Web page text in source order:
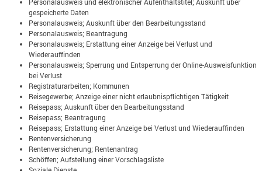
gespeicherte Daten
Personalausweis; Auskunft über den Bearbeitungsstand
Personalausweis; Beantragung
Personalausweis; Erstattung einer Anzeige bei Verlust und
Wiederauffinden
Personalausweis; Sperrung und Entsperrung der Online-Ausweisfunktion
bei Verlust
Registraturarbeiten; Kommunen
Reisegewerbe; Anzeige einer nicht erlaubnispflichtigen Tätigkeit
Reisepass; Auskunft über den Bearbeitungsstand
Reisepass; Beantragung
Reisepass; Erstattung einer Anzeige bei Verlust und Wiederauffinden
Rentenversicherung
Rentenversicherung; Rentenantrag
Schöffen; Aufstellung einer Vorschlagsliste